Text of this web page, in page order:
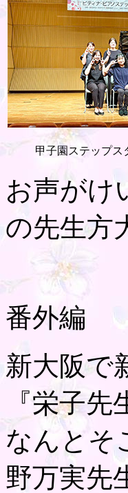
甲子園ステップス
お声がけ
の先生方
番外編
新大阪で
『栄子
なんとそ
野万実先